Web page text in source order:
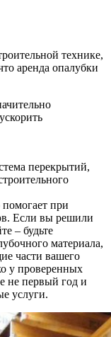
технике,
аренда опалубки
перекрытий,
помогает при
Если вы решили
– будьте
материала,
части вашего
у проверенных
не первый год и
услуги.